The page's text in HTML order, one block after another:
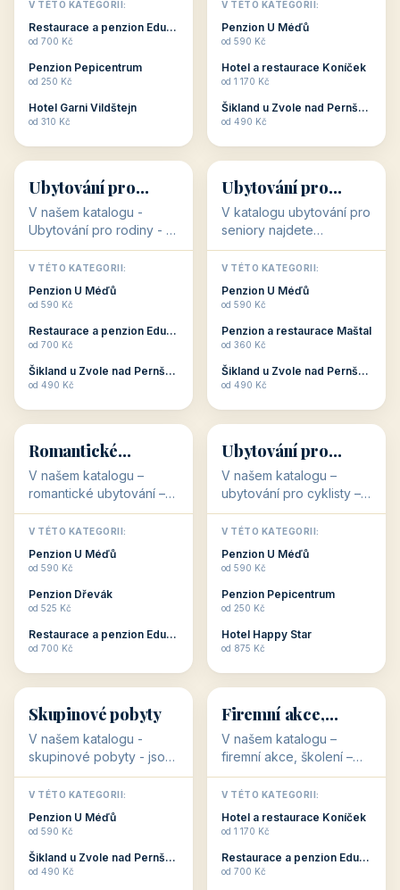
dovolenou přímo
souvisejí. Aktivní
odpočinek jso...
V TÉTO KATEGORII:
Restaurace a penzion Eduard
od 700 Kč
Penzion Pepicentrum
od 250 Kč
Hotel Garni Vildštejn
od 310 Kč
cenově dostupné
ubytování v ČR. Budete
c...
V TÉTO KATEGORII:
Penzion U Méďů
od 590 Kč
Hotel a restaurace Koníček
od 1 170 Kč
Šikland u Zvole nad Pernštejnem
od 490 Kč
👨‍👩‍👧‍👦
👨‍👩‍👧‍👦
34 objektů
Ubytování pro
rodiny
V našem katalogu -
Ubytování pro rodiny -
jsou pro Vás připraveny
objekty, které svojí
polohou či vybaveností,
nabízí klidné ubytování
V TÉTO KATEGORII:
Penzion U Méďů
od 590 Kč
Restaurace a penzion Eduard
od 700 Kč
Šikland u Zvole nad Pernštejnem
od 490 Kč
🧓
🧓
33 objektů
Ubytování pro
seniory
V katalogu ubytování pro
seniory najdete
penziony a hotely, které
jsou přizpůsobeny pro
ubytování klientů vyššího
věku. Některé z nich
V TÉTO KATEGORII:
Penzion U Méďů
od 590 Kč
Penzion a restaurace Maštal
od 360 Kč
Šikland u Zvole nad Pernštejnem
od 490 Kč
💕
💕
Romantické
ubytování
V našem katalogu –
romantické ubytování –
jsou pro Vás připraveny
objekty, které svojí
stavbou, polohou anebo
zaměřením nabízí
Romantické ...
V TÉTO KATEGORII:
Penzion U Méďů
od 590 Kč
Penzion Dřevák
od 525 Kč
Restaurace a penzion Eduard
od 700 Kč
🚴
🚴
32 objektů
Ubytování pro
cyklisty
V našem katalogu –
ubytování pro cyklisty –
jsou pro Vás připraveny
objekty, které jsou na
milovníky cykloturistiky
připraveny. Většinou mají
V TÉTO KATEGORII:
Penzion U Méďů
od 590 Kč
Penzion Pepicentrum
od 250 Kč
Hotel Happy Star
od 875 Kč
👥
👥
32 objektů
Skupinové pobyty
V našem katalogu -
skupinové pobyty - jsou
pro Vás připraveny
objekty, které nabízí
ubytování skupin v
penzionech, hotelích a
Budete překva...
V TÉTO KATEGORII:
Penzion U Méďů
od 590 Kč
Šikland u Zvole nad Pernštejnem
od 490 Kč
💼
💼
31 objektů
Firemní akce,
školení
V našem katalogu –
firemní akce, školení –
jsou pro Vás připraveny
objekty, které mají
zkušenosti pořádat i
menší firemní akce a
ob...
V TÉTO KATEGORII:
Hotel a restaurace Koníček
od 1 170 Kč
Restaurace a penzion Eduard
od 700 Kč